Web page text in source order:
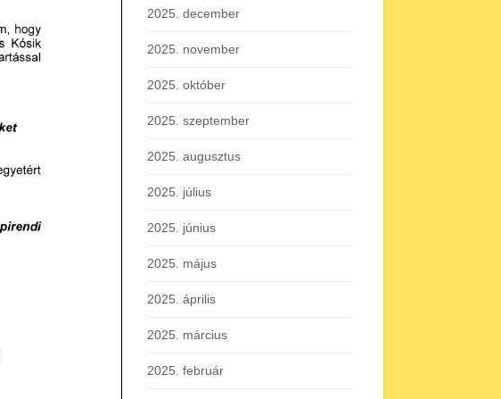
2025. december
2025. november
2025. október
2025. szeptember
2025. augusztus
2025. július
2025. június
2025. május
2025. április
2025. március
2025. február